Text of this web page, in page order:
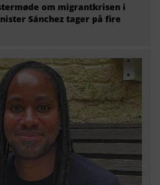
om migrantkrisen i
Sánchez tager på fire